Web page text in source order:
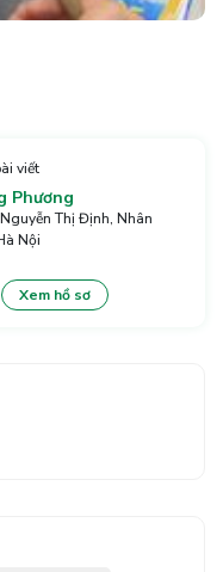
viết
Phương
Thị Định, Nhân
Nội
Xem hồ sơ